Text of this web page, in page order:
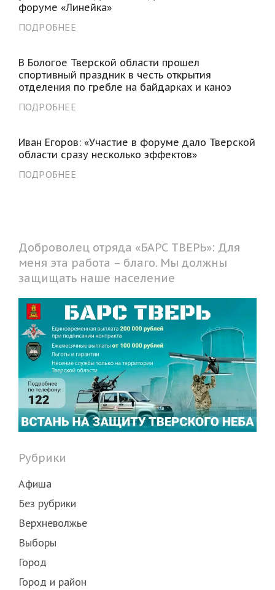
форуме «Линейка»
ПОДРОБНЕЕ
В Бологое Тверской области прошел
спортивный праздник в честь открытия
отделения по гребле на байдарках и каноэ
ПОДРОБНЕЕ
Иван Егоров: «Участие в форуме дало Тверской
области сразу несколько эффектов»
ПОДРОБНЕЕ
Доброволец отряда «БАРС ТВЕРЬ»: Для
меня эта работа – благо. Мы должны
защищать наше население
Рубрики
Афиша
Без рубрики
Верхневолжье
Выборы
Город
Город и район